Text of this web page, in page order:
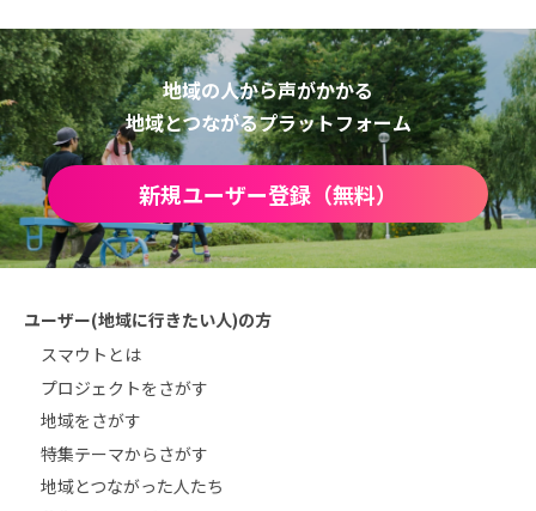
地域の人から声がかかる
地域とつながるプラットフォーム
新規ユーザー登録（無料）
ユーザー(地域に行きたい人)の方
スマウトとは
プロジェクトをさがす
地域をさがす
特集テーマからさがす
地域とつながった人たち